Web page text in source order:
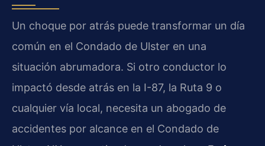
Un choque por atrás puede transformar un día
común en el Condado de Ulster en una
situación abrumadora. Si otro conductor lo
impactó desde atrás en la I-87, la Ruta 9 o
cualquier vía local, necesita un abogado de
accidentes por alcance en el Condado de